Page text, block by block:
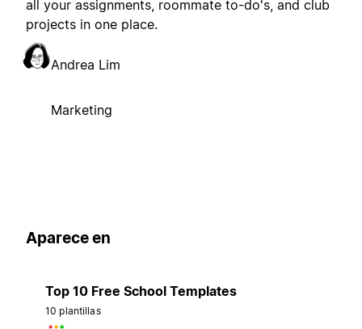
all your assignments, roommate to-do's, and club
projects in one place.
Andrea Lim
Marketing
Aparece en
Top 10 Free School Templates
10 plantillas